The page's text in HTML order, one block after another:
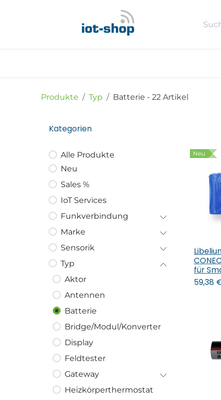
Produkte Typ Batterie - 22 Artikel
Kategorien
Alle Produkte
Neu
Sales %
IoT Services
Funkverbindung
Marke
Sensorik
Typ
Aktor
Antennen
Batterie
Bridge/Modul/Konverter
Display
Feldtester
Gateway
Heizkörperthermostat
Neu
In
für
59,38